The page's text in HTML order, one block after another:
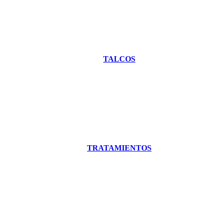
TALCOS
TRATAMIENTOS